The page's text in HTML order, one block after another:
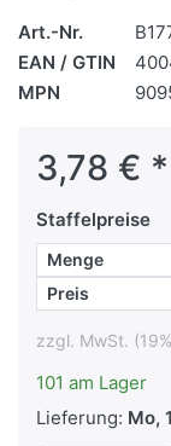
Art.-Nr.
EAN / GTIN
MPN
3,78 € *
Staffelpreise
Menge
Preis
zzgl. MwSt.
101 am Lager
Lieferung: Mo,